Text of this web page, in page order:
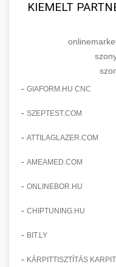
KIEMELT
- GIAFORM.HU CNC
- SZEPTEST.COM
- ATTILAGLAZER.COM
- AMEAMED.COM
- ONLINEBOR.HU
- CHIPTUNING.HU
- BIT.LY
- KÁRPITTISZTÍTÁS